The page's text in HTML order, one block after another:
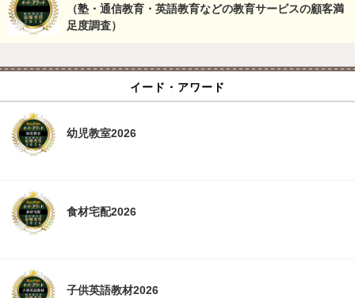
（塾・通信教育・英語教育などの教育サービスの顧客満
足度調査）
イード・アワード
幼児教室2026
食材宅配2026
子供英語教材2026